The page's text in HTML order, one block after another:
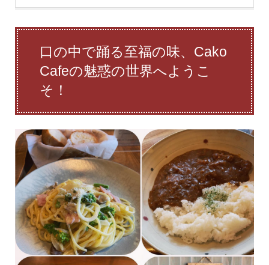
口の中で踊る至福の味、Cako
Cafeの魅惑の世界へようこ
そ！